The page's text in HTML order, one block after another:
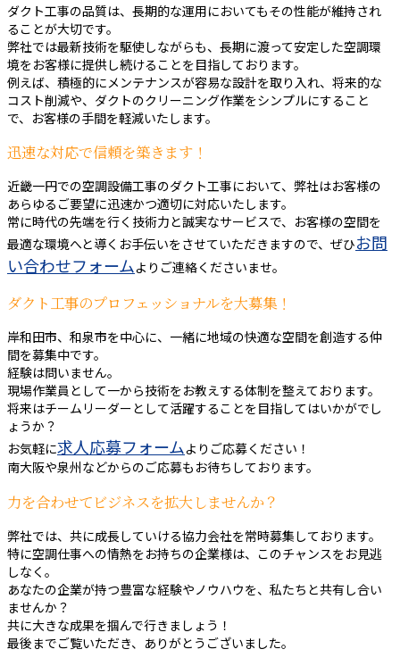
ダクト工事の品質は、長期的な運用においてもその性能が維持され
ることが大切です。
弊社では最新技術を駆使しながらも、長期に渡って安定した空調環
境をお客様に提供し続けることを目指しております。
例えば、積極的にメンテナンスが容易な設計を取り入れ、将来的な
コスト削減や、ダクトのクリーニング作業をシンプルにすること
で、お客様の手間を軽減いたします。
迅速な対応で信頼を築きます！
近畿一円での空調設備工事のダクト工事において、弊社はお客様の
あらゆるご要望に迅速かつ適切に対応いたします。
常に時代の先端を行く技術力と誠実なサービスで、お客様の空間を
最適な環境へと導くお手伝いをさせていただきますので、ぜひお問
い合わせフォームよりご連絡くださいませ。
ダクト工事のプロフェッショナルを大募集！
岸和田市、和泉市を中心に、一緒に地域の快適な空間を創造する仲
間を募集中です。
経験は問いません。
現場作業員として一から技術をお教えする体制を整えております。
将来はチームリーダーとして活躍することを目指してはいかがでし
ょうか？
お気軽に求人応募フォームよりご応募ください！
南大阪や泉州などからのご応募もお待ちしております。
力を合わせてビジネスを拡大しませんか？
弊社では、共に成長していける協力会社を常時募集しております。
特に空調仕事への情熱をお持ちの企業様は、このチャンスをお見逃
しなく。
あなたの企業が持つ豊富な経験やノウハウを、私たちと共有し合い
ませんか？
共に大きな成果を掴んで行きましょう！
最後までご覧いただき、ありがとうございました。